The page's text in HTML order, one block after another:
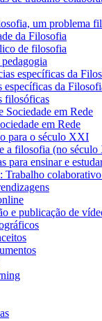
um problema
da Filosofia
de filosofia
específicas da
específicas da
filosóficas
Sociedade em Rede
em Rede
para o século XXI
a filosofia (no
para ensinar e
Trabalho
e publicação de